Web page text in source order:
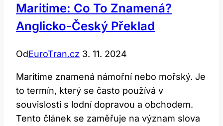
Maritime: Co To Znamená?
Anglicko-Český Překlad
OdEuroTran.cz 3. 11. 2024
Maritime znamená námořní nebo mořský. Je
to termín, který se často používá v
souvislosti s lodní dopravou a obchodem.
Tento článek se zaměřuje na význam slova